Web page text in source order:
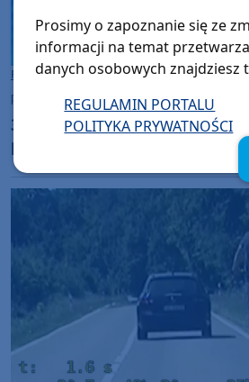
Powiat Bytowski
piątek, 10 lipca 2026, 13:53
37-latek oszukany metodą
banku". Mężczyzna stracił
Prosimy o zapoznanie się ze
informacji na temat
danych osobowych znajdziesz
REGULAMIN PORTALU
POLITYKA PRYWATNOŚCI